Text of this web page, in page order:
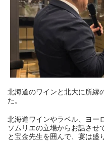
北海道のワインと北大に所縁
た。
北海道ワインやラベル、ヨー
ソムリエの立場からお話させ
と宝金先生を囲んで、宴は盛